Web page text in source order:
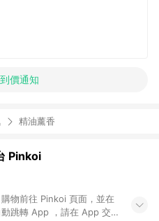
價通知
精油薰香
Pinkoi
物前往 Pinkoi 頁面，並在
跳轉 App ，請在 App 交